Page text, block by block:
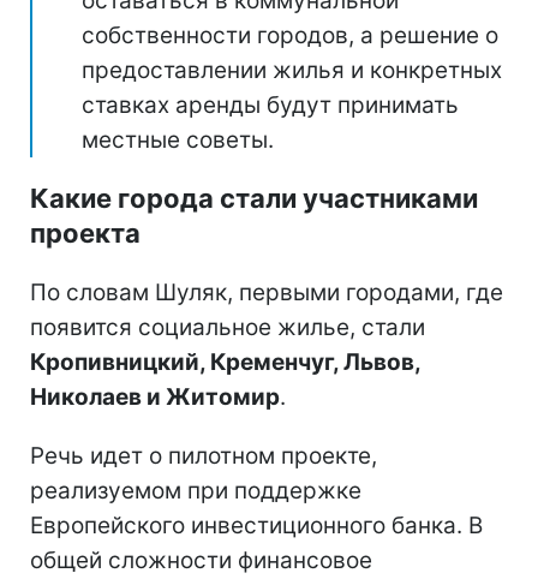
собственности городов, а решение о
предоставлении жилья и конкретных
ставках аренды будут принимать
местные советы.
Какие города стали участниками
проекта
По словам Шуляк, первыми городами, где
появится социальное жилье, стали
Кропивницкий, Кременчуг, Львов,
Николаев и Житомир.
Речь идет о пилотном проекте,
реализуемом при поддержке
Европейского инвестиционного банка. В
общей сложности финансовое